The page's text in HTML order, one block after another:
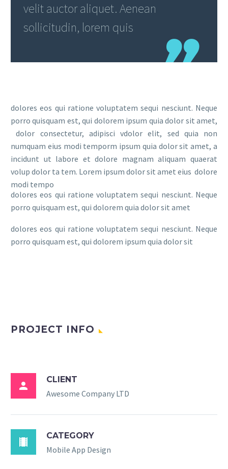
velit auctor aliquet. Aenean
sollicitudin, lorem quis
dolores eos qui ratione voluptatem sequi nesciunt. Neque
porro quisquam est, qui dolorem ipsum quia dolor sit amet,
dolor consectetur, adipisci vdolor elit, sed quia non
numquam eius modi temporm ipsum quia dolor sit amet, a
incidunt ut labore et dolore magnam aliquam quaerat
volup dolor ta tem. Lorem ipsum dolor sit amet eius dolore
modi tempo
dolores eos qui ratione voluptatem sequi nesciunt. Neque
porro quisquam est, qui dolorem quia dolor sit amet
dolores eos qui ratione voluptatem sequi nesciunt. Neque
porro quisquam est, qui dolorem ipsum quia dolor sit
PROJECT INFO

CLIENT
Awesome Company LTD

CATEGORY
Mobile App Design